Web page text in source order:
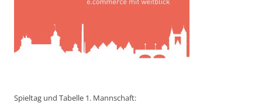
Spieltag und Tabelle 1. Mannschaft: